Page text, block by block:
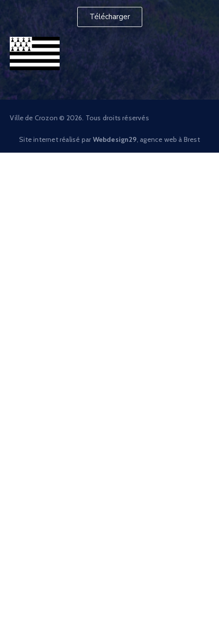
Télécharger
Ville de Crozon © 2026. Tous droits réservés
Site internet réalisé par Webdesign29 , agence web à Brest